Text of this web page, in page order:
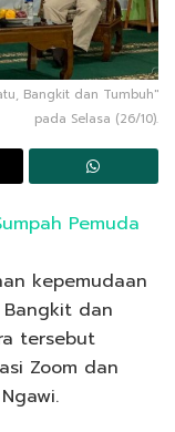
Bangkit dan Tumbuh"
pada Selasa (26/10).
Pemuda
kepemudaan
dan
tersebut
Zoom dan